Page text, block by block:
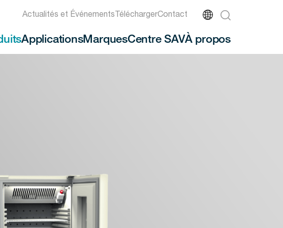
Actualités et ÉvénementsTéléchargerContact
ApplicationsMarquesCentre SAVÀ propos